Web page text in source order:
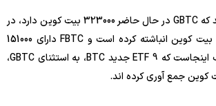
داده ها نشان می دهد که GBTC در حال حاضر 323000 بیت کوین دارد، در
حالی که IBIT 264000 بیت کوین انباشته کرده است و FBTC دارای 151000
بیت کوین است. جالب اینجاست که 9 ETF جدید BTC، به استثنای GBTC،